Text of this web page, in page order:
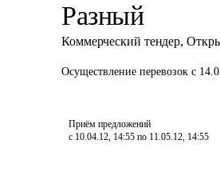
Разный
Коммерческий тендер,
Осуществление перевозок с
Приём предложений
с 10.04.12, 14:55 по 11.05.12, 14:55